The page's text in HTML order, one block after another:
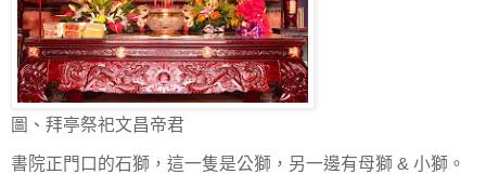
圖、拜亭祭祀文昌帝君
書院正門口的石獅，這一隻是公獅，另一邊有母獅 & 小獅。